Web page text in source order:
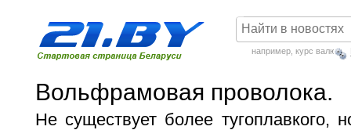
например, курс валют
Вольфрамовая проволока.
Не существует более тугоплавкого,